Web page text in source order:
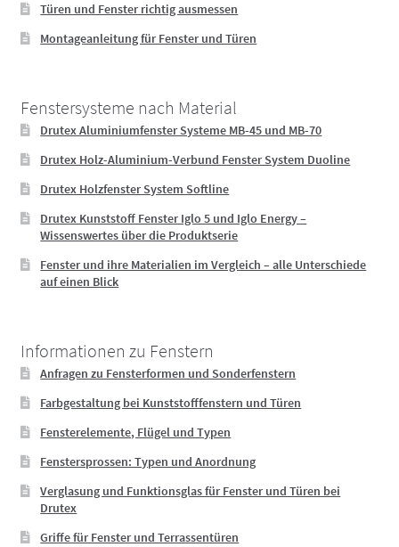
Türen und Fenster richtig ausmessen
Montageanleitung für Fenster und Türen
Fenstersysteme nach Material
Drutex Aluminiumfenster Systeme MB-45 und MB-70
Drutex Holz-Aluminium-Verbund Fenster System Duoline
Drutex Holzfenster System Softline
Drutex Kunststoff Fenster Iglo 5 und Iglo Energy –
Wissenswertes über die Produktserie
Fenster und ihre Materialien im Vergleich – alle Unterschiede
auf einen Blick
Informationen zu Fenstern
Anfragen zu Fensterformen und Sonderfenstern
Farbgestaltung bei Kunststofffenstern und Türen
Fensterelemente, Flügel und Typen
Fenstersprossen: Typen und Anordnung
Verglasung und Funktionsglas für Fenster und Türen bei
Drutex
Griffe für Fenster und Terrassentüren